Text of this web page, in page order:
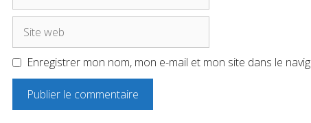
web
Enregistrer mon nom, mon e-mail et mon site dans le